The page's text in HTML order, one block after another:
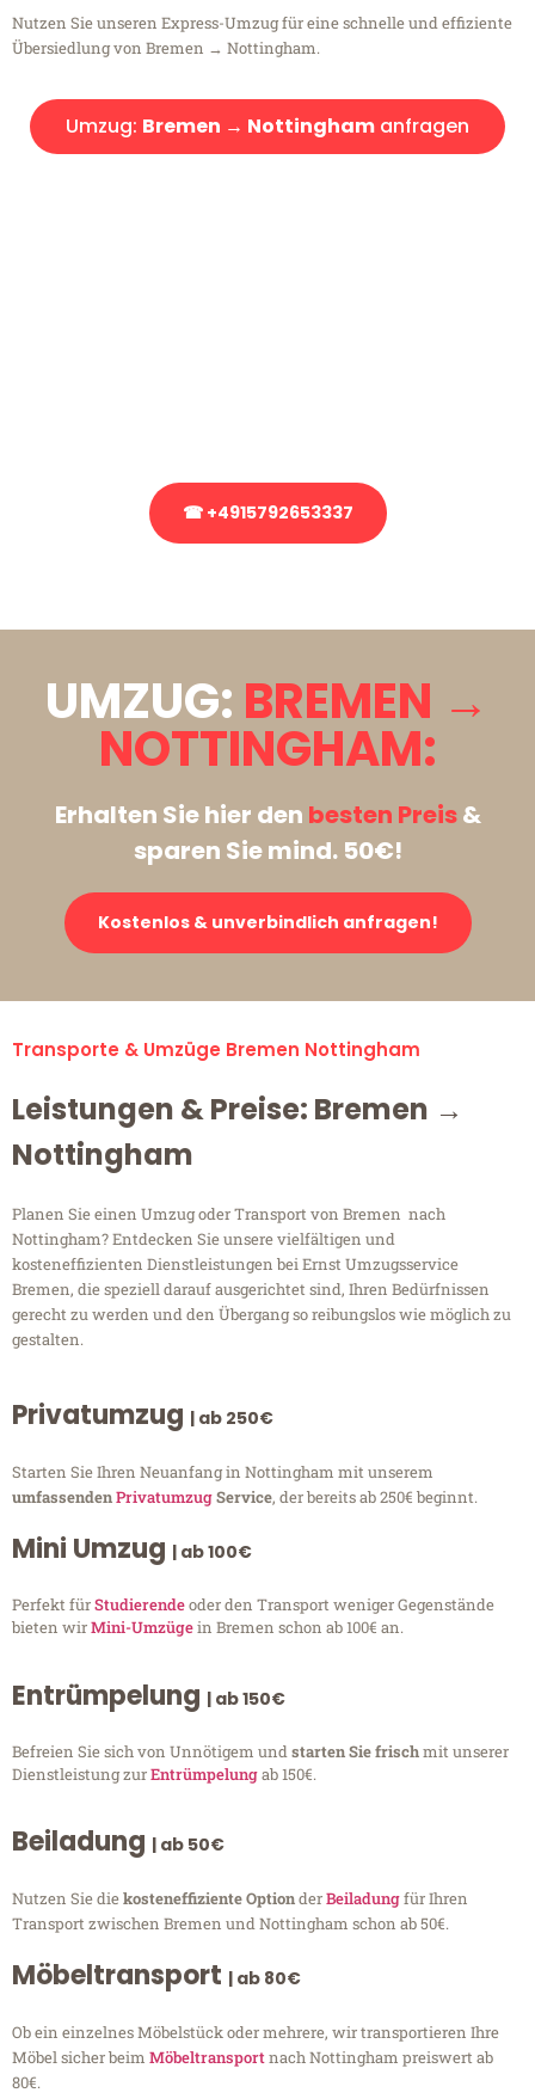
Nutzen Sie unseren Express-Umzug für eine schnelle und effiziente
Übersiedlung von Bremen → Nottingham.
Umzug: Bremen → Nottingham anfragen
☎ +4915792653337
UMZUG: BREMEN →
NOTTINGHAM:
Erhalten Sie hier den besten Preis&
sparen Sie mind. 50€!
Kostenlos & unverbindlich anfragen!
Transporte & Umzüge Bremen Nottingham
Leistungen & Preise: Bremen →
Nottingham
Planen Sie einen Umzug oder Transport von Bremen nach
Nottingham? Entdecken Sie unsere vielfältigen und
kosteneffizienten Dienstleistungen bei Ernst Umzugsservice
Bremen, die speziell darauf ausgerichtet sind, Ihren Bedürfnissen
gerecht zu werden und den Übergang so reibungslos wie möglich zu
gestalten.
Privatumzug | ab 250€
Starten Sie Ihren Neuanfang in Nottingham mit unserem
umfassendenPrivatumzugService, der bereits ab 250€ beginnt.
Mini Umzug | ab 100€
Perfekt fürStudierendeoder den Transport weniger Gegenstände
bieten wirMini-Umzügein Bremen schon ab 100€ an.
Entrümpelung | ab 150€
Befreien Sie sich von Unnötigem undstarten Sie frischmit unserer
Dienstleistung zurEntrümpelungab 150€.
Beiladung | ab 50€
Nutzen Sie diekosteneffiziente OptionderBeiladungfür Ihren
Transport zwischen Bremen und Nottingham schon ab 50€.
Möbeltransport | ab 80€
Ob ein einzelnes Möbelstück oder mehrere, wir transportieren Ihre
Möbel sicher beim Möbeltransportnach Nottingham preiswert ab
80€.